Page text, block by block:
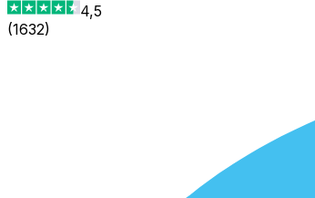
4,5
(1632)